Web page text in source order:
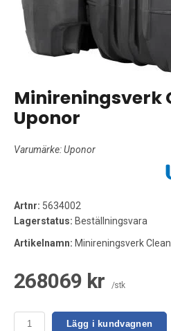
Minireningsverk
Uponor
Varumärke:Uponor
Artnr: 5634002
Lagerstatus: Beställningsvara
Artikelnamn: Minireningsverk
268069 kr /stk
Lägg i kundvagnen